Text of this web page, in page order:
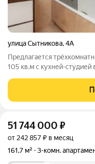
улица Сытникова,4А
Предлагается
105 кв.м с кухней-
использование
атмосферу простора.
51 744 000 ₽
от 242 857 ₽ в месяц
161,7 м²
3-комн.